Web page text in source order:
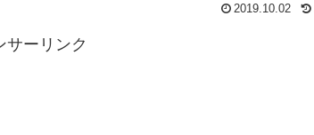
2019.10.02
サーリンク